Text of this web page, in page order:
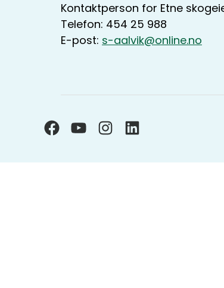
Kontaktperson for Etne
Telefon: 454 25 988
E-post: s-aalvik@online.no